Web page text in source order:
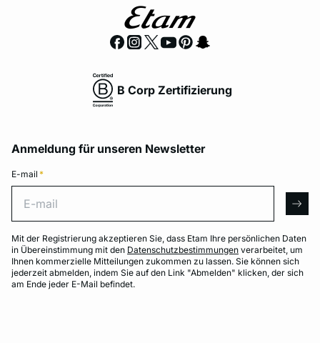
B Corp Zertifizierung
Anmeldung für unseren Newsletter
E-mail *
Mit der Registrierung akzeptieren Sie, dass Etam Ihre persönlichen Daten
in Übereinstimmung mit den Datenschutzbestimmungen verarbeitet, um
Ihnen kommerzielle Mitteilungen zukommen zu lassen. Sie können sich
jederzeit abmelden, indem Sie auf den Link "Abmelden" klicken, der sich
am Ende jeder E-Mail befindet.